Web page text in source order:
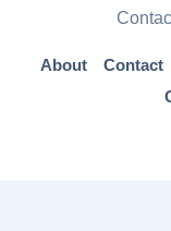
About Contact